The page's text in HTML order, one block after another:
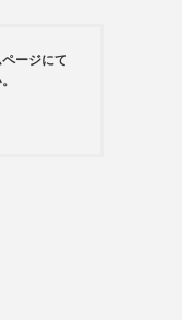
ージにて